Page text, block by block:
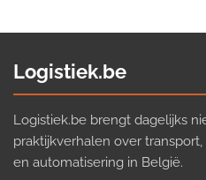
Logistiek.be
Logistiek.be brengt dagelijks
praktijkverhalen over
en automatisering in België.